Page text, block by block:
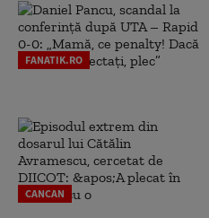
FANATIK.RO
CANCAN